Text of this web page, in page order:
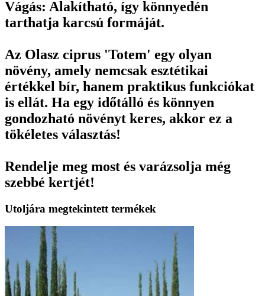
Vágás: Alakítható, így könnyedén
tarthatja karcsú formáját.
Az Olasz ciprus 'Totem' egy olyan
növény, amely nemcsak esztétikai
értékkel bír, hanem praktikus funkciókat
is ellát. Ha egy időtálló és könnyen
gondozható növényt keres, akkor ez a
tökéletes választás!
Rendelje meg most és varázsolja még
szebbé kertjét!
Utoljára megtekintett termékek